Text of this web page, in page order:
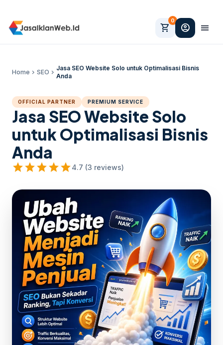
shopping_cart
0
account_circle menu
Home chevron_right SEO chevron_right
Jasa SEO Website Solo untuk Optimalisasi Bisnis
Anda
OFFICIAL PARTNER PREMIUM SERVICE
Jasa SEO Website Solo
untuk Optimalisasi Bisnis
Anda
starstarstarstarstar4.7 (3 reviews)